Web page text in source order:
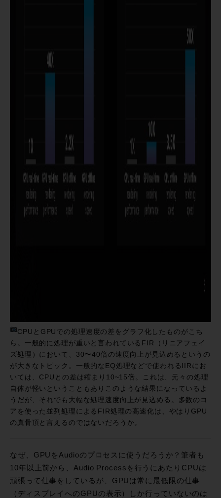
CPUとGPUでの処理速度の差をグラフ化したものがこち
ら。一般的に処理が重いと言われているFIR（リニアフェイ
ズ処理）において、30〜40倍の速度向上が見込めるというの
が大きなトピック。一般的なEQ処理などで使われるIIRにお
いては、CPUとの差は縮まり10~15倍。これは、元々の処理
自体が軽いということもありこのような結果になっているよ
うだが、それでも大幅な処理速度向上が見込める。多数のコ
アを使った並列処理によるFIR処理の高速化は、やはりGPU
の真骨頂と言えるのではないだろうか。
なぜ、GPUをAudioのプロセスに使うだろうか？筆者も
10年以上前から、Audio Processを行うにあたりCPUは
頑張って仕事をしているが、GPUは常に最低限の仕事
（ディスプレイへのGPUの表示）しか行っていないのは